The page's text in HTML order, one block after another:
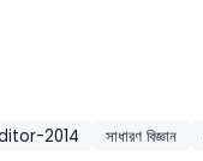
2014 সাধারণ বিজ্ঞান